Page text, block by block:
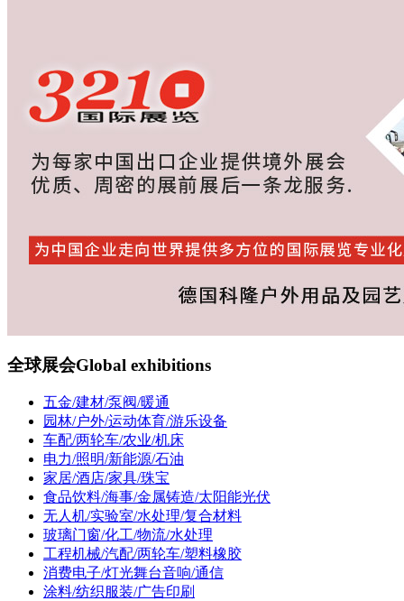
全球展会Global exhibitions
五金/建材/泵阀/暖通
园林/户外/运动体育/游乐设备
车配/两轮车/农业/机床
电力/照明/新能源/石油
家居/酒店/家具/珠宝
食品饮料/海事/金属铸造/太阳能光伏
无人机/实验室/水处理/复合材料
玻璃门窗/化工/物流/水处理
工程机械/汽配/两轮车/塑料橡胶
消费电子/灯光舞台音响/通信
涂料/纺织服装/广告印刷